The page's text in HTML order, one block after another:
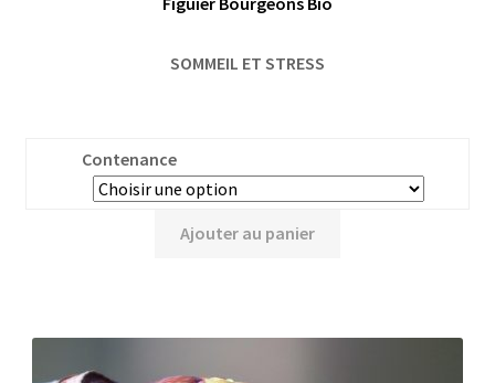
SOMMEIL ET STRESS
Contenance
Ajouter au panier